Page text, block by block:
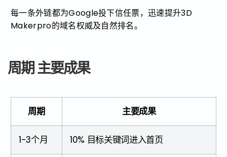
每一条外链都为Google投下信任票，迅速提升3D
Makerpro的域名权威及自然排名。
周期 主要成果
周期 主要成果
1-3个月 10% 目标关键词进入首页